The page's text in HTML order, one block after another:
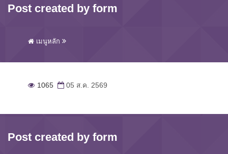
Post created by form
เมนูหลัก
1065 05 ส.ค. 2569
Post created by form